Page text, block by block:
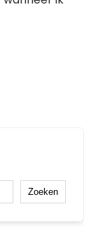
Zoeken